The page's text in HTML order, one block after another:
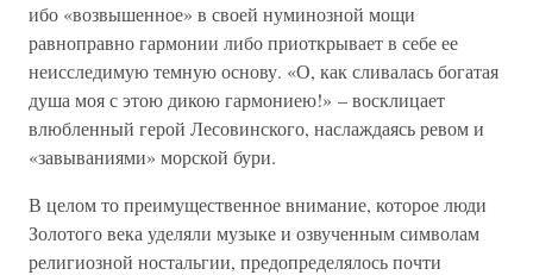
ибо «возвышенное» в своей нуминозной мощи
равноправно гармонии либо приоткрывает в себе ее
неисследимую темную основу. «О, как сливалась богатая
душа моя с этою дикою гармониею!» – восклицает
влюбленный герой Лесовинского, наслаждаясь ревом и
«завываниями» морской бури.
В целом то преимущественное внимание, которое люди
Золотого века уделяли музыке и озвученным символам
религиозной ностальгии, предопределялось почти